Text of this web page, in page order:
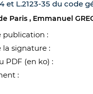
et L.2123-35 du code
Paris Emmanuel
publication :
la signature :
PDF (en ko) :
: